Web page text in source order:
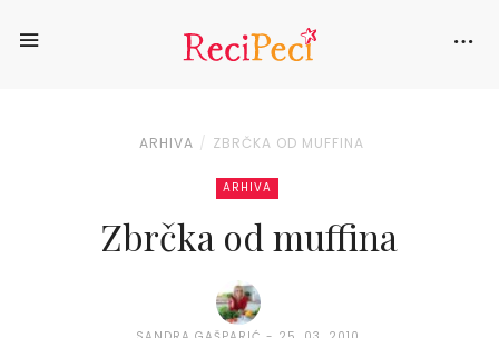
ARHIVA ZBRČKA OD MUFFINA
ARHIVA
Zbrčka od muffina